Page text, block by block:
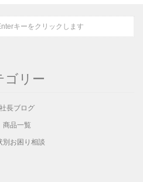
ゴリー
社長ブログ
商品一覧
別お困り相談